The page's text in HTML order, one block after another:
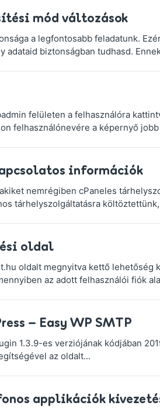
mód változások
a legfontosabb feladatunk.
adataid biztonságban tudhasd.
felületen a felhasználóra
felhasználónevére a képernyő
információk
nemrégiben cPaneles
tárhelyszolgáltatásra
oldal
oldalt megnyitva kettő lehetőség
az adott felhasználói fiók
– Easy WP SMTP
1.3.9-es verziójának kódjában
az oldalt...
applikációk